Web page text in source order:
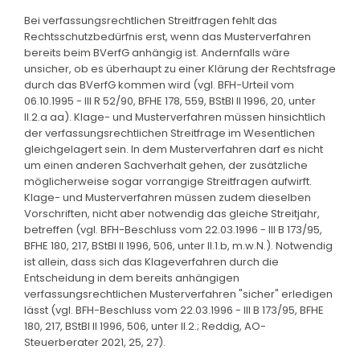
Bei verfassungsrechtlichen Streitfragen fehlt das
Rechtsschutzbedürfnis erst, wenn das Musterverfahren
bereits beim BVerfG anhängig ist. Andernfalls wäre
unsicher, ob es überhaupt zu einer Klärung der Rechtsfrage
durch das BVerfG kommen wird (vgl. BFH-Urteil vom
06.10.1995 - III R 52/90, BFHE 178, 559, BStBl II 1996, 20, unter
II.2.a aa). Klage- und Musterverfahren müssen hinsichtlich
der verfassungsrechtlichen Streitfrage im Wesentlichen
gleichgelagert sein. In dem Musterverfahren darf es nicht
um einen anderen Sachverhalt gehen, der zusätzliche
möglicherweise sogar vorrangige Streitfragen aufwirft.
Klage- und Musterverfahren müssen zudem dieselben
Vorschriften, nicht aber notwendig das gleiche Streitjahr,
betreffen (vgl. BFH-Beschluss vom 22.03.1996 - III B 173/95,
BFHE 180, 217, BStBl II 1996, 506, unter II.1.b, m.w.N.). Notwendig
ist allein, dass sich das Klageverfahren durch die
Entscheidung in dem bereits anhängigen
verfassungsrechtlichen Musterverfahren "sicher" erledigen
lässt (vgl. BFH-Beschluss vom 22.03.1996 - III B 173/95, BFHE
180, 217, BStBl II 1996, 506, unter II.2.; Reddig, AO-
Steuerberater 2021, 25, 27).